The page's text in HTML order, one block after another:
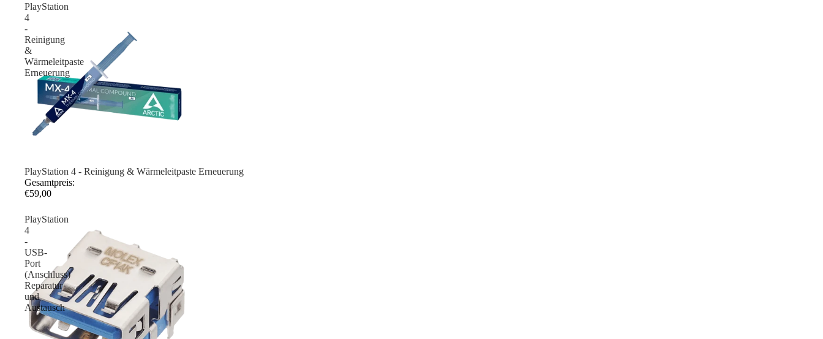
PlayStation
4
-
Reinigung
&
Wärmeleitpaste
Erneuerung
PlayStation 4 - Reinigung & Wärmeleitpaste Erneuerung
Gesamtpreis:
€59,00
PlayStation
4
-
USB-
Port
(Anschluss)
Reparatur
und
Austausch